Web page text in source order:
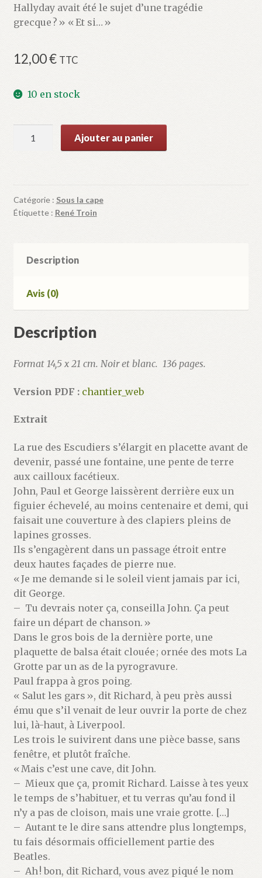
Hallyday avait été le sujet d’une tragédie
grecque ? » « Et si… »
12,00€ TTC
10 en stock
Ajouter au panier
Catégorie : Sous la cape
Étiquette : René Troin
Description
Avis (0)
Description
Format 14,5 x 21 cm. Noir et blanc. 136 pages.
Version PDF : chantier_web
Extrait
La rue des Escudiers s’élargit en placette avant de
devenir, passé une fontaine, une pente de terre
aux cailloux facétieux.
John, Paul et George laissèrent derrière eux un
figuier échevelé, au moins centenaire et demi, qui
faisait une couverture à des clapiers pleins de
lapines grosses.
Ils s’engagèrent dans un passage étroit entre
deux hautes façades de pierre nue.
« Je me demande si le soleil vient jamais par ici,
dit George.
– Tu devrais noter ça, conseilla John. Ça peut
faire un départ de chanson. »
Dans le gros bois de la dernière porte, une
plaquette de balsa était clouée ; ornée des mots La
Grotte par un as de la pyrogravure.
Paul frappa à gros poing.
« Salut les gars », dit Richard, à peu près aussi
ému que s’il venait de leur ouvrir la porte de chez
lui, là-haut, à Liverpool.
Les trois le suivirent dans une pièce basse, sans
fenêtre, et plutôt fraîche.
« Mais c’est une cave, dit John.
– Mieux que ça, promit Richard. Laisse à tes yeux
le temps de s’habituer, et tu verras qu’au fond il
n’y a pas de cloison, mais une vraie grotte. […]
– Autant te le dire sans attendre plus longtemps,
tu fais désormais officiellement partie des
Beatles.
– Ah ! bon, dit Richard, vous avez piqué le nom